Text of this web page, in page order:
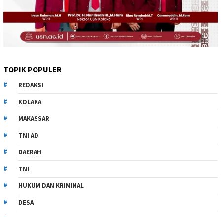
TOPIK POPULER
REDAKSI
KOLAKA
MAKASSAR
TNI AD
DAERAH
TNI
HUKUM DAN KRIMINAL
DESA